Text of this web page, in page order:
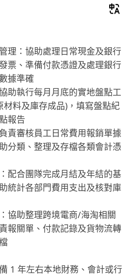
理：協助處理日常現金及銀行
票、準備付款憑證及處理銀行
據準確
助執行每月月底的實地盤點工
材料及庫存成品)，填寫盤點紀
報告
責審核員工日常費用報銷單據
分類、整理及存檔各類會計憑
配合團隊完成月結及年結的基
統計各部門費用支出及核對庫
協助整理跨境電商/海淘相關
報關單、付款記錄及貨物流轉
1 年左右本地財務、會計或行